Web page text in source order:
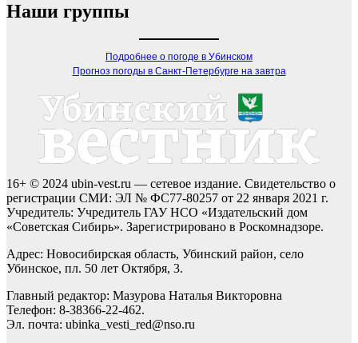
Наши группы
Подробнее о погоде в Убинском
Прогноз погоды в Санкт-Петербурге на завтра
16+ © 2024 ubin-vest.ru — сетевое издание. Свидетельство о
регистрации СМИ: ЭЛ № ФС77-80257 от 22 января 2021 г.
Учредитель: Учредитель ГАУ НСО «Издательский дом
«Советская Сибирь». Зарегистрировано в Роскомнадзоре.
Адрес: Новосибирская область, Убинский район, село
Убинское, пл. 50 лет Октября, 3.
Главный редактор: Мазурова Наталья Викторовна
Телефон: 8-38366-22-462.
Эл. почта: ubinka_vesti_red@nso.ru